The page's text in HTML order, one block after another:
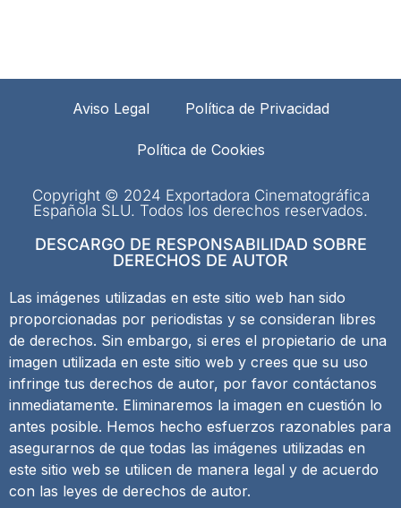
Aviso Legal Política de Privacidad
Política de Cookies
Copyright © 2024 Exportadora Cinematográfica
Española SLU. Todos los derechos reservados.
DESCARGO DE RESPONSABILIDAD SOBRE
DERECHOS DE AUTOR
Las imágenes utilizadas en este sitio web han sido
proporcionadas por periodistas y se consideran libres
de derechos. Sin embargo, si eres el propietario de una
imagen utilizada en este sitio web y crees que su uso
infringe tus derechos de autor, por favor contáctanos
inmediatamente. Eliminaremos la imagen en cuestión lo
antes posible. Hemos hecho esfuerzos razonables para
asegurarnos de que todas las imágenes utilizadas en
este sitio web se utilicen de manera legal y de acuerdo
con las leyes de derechos de autor.